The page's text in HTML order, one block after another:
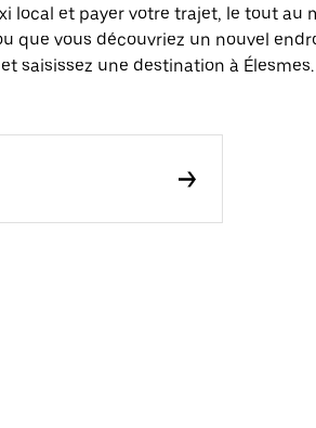
local et payer votre trajet, le tout au
que vous découvriez un nouvel
saisissez une destination à Élesmes.